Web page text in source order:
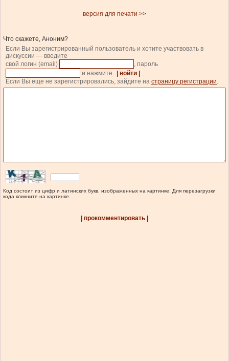
версия для печати >>
Что скажете, Аноним?
Если Вы зарегистрированный пользователь и хотите участвовать в
дискуссии — введите
свой логин (email)
, пароль
и нажмите
| войти |
.
Если Вы еще не зарегистрировались, зайдите на страницу регистрации.
Код состоит из цифр и латинских букв, изображенных на картинке. Для перезагрузки
кода кликните на картинке.
| прокомментировать |